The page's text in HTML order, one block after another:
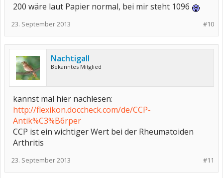
200 wäre laut Papier normal, bei mir steht 1096
#10
23. September 2013
Nachtigall
Bekanntes Mitglied
kannst mal hier nachlesen:
http://flexikon.doccheck.com/de/CCP-
Antik%C3%B6rper
CCP ist ein wichtiger Wert bei der Rheumatoiden
Arthritis
#11
23. September 2013